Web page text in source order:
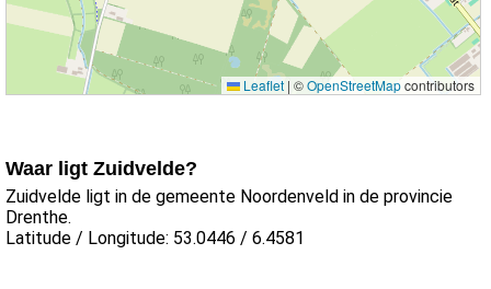
Leaflet | ©OpenStreetMapcontributors
Waar ligt Zuidvelde?
Zuidvelde ligt in de gemeente Noordenveld in de provincie
Drenthe.
Latitude / Longitude: 53.0446 / 6.4581